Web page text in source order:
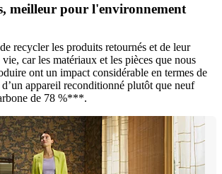
meilleur pour l'environnement
recycler les produits retournés et de leur
car les matériaux et les pièces que nous
ont un impact considérable en termes de
appareil reconditionné plutôt que neuf
de 78 %***.